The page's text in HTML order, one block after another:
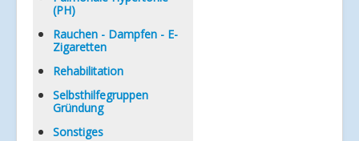
(PH)
Rauchen - Dampfen - E-
Zigaretten
Rehabilitation
Selbsthilfegruppen
Gründung
Sonstiges